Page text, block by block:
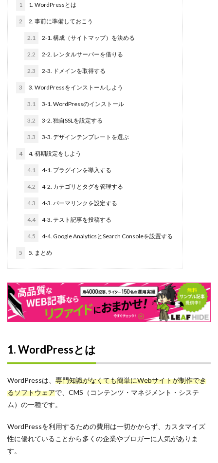
1 1. WordPressとは
2 2. 事前に準備しておこう
2.1 2-1. 構成（サイトマップ）を決める
2.2 2-2. レンタルサーバーを借りる
2.3 2-3. ドメインを取得する
3 3. WordPressをインストールしよう
3.1 3-1. WordPressのインストール
3.2 3-2. 独自SSLを設定する
3.3 3-3. デザインテンプレートを選ぶ
4 4. 初期設定をしよう
4.1 4-1. プラグインを導入する
4.2 4-2. カテゴリとタグを管理する
4.3 4-3. パーマリンクを設定する
4.4 4-3. テスト記事を投稿する
4.5 4-4. Google AnalyticsとSearch Consoleを設置する
5 5. まとめ
1. WordPressとは
WordPressは、 専門知識がなくても簡単にWebサイトが制作でき
るソフトウェアで、CMS（コンテンツ・マネジメント・システ
ム）の一種です。
WordPressを利用するための費用は一切かからず、カスタマイズ
性に優れていることから多くの企業やブロガーに人気がありま
す。
現状
特徴
求人
比較
新卒採用
メンティー
Instagram
アイスブレイク
スカウト
カジュアル面談
オンライン
オウンドメディア
インターンシップ
Word
タイトル
Wantedly運用代行
Wantedly運用
Wantedly導入
Wantedlyとは